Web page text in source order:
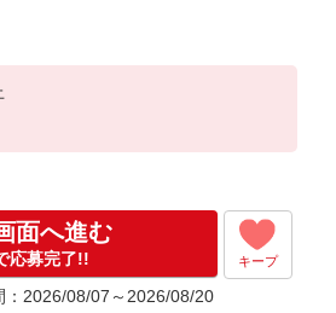
面へ進む
応募完了!! キープ
：2026/08/07～2026/08/20